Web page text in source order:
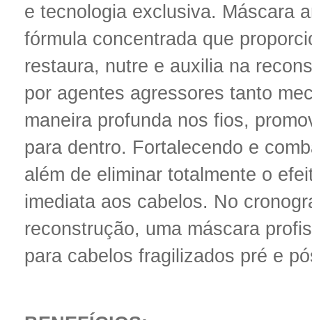
e tecnologia exclusiva. Máscara
fórmula concentrada que
restaura, nutre e auxilia na
por agentes agressores tanto
maneira profunda nos fios,
para dentro. Fortalecendo e
além de eliminar totalmente o
imediata aos cabelos. No
reconstrução, uma máscara
para cabelos fragilizados pré e